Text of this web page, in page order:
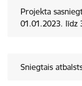
Projekta
01.01.2023. līdz
Sniegtais